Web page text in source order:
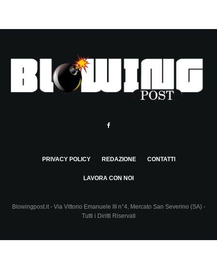
PRIVACY POLICY REDAZIONE CONTATTI
LAVORA CON NOI
Blowingpost.it - Via Vittorio Emanuele III n°4, Mercato San Severino (SA) -
Tutti i Diritti Riservati